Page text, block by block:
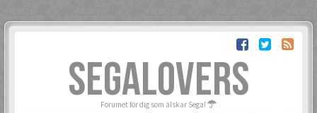
SEGALOVERS
Forumet för dig som älskar Sega!